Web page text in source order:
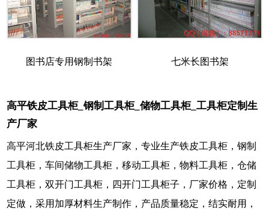
图书店专用钢制书架 七米长图书架
高平铁皮工具柜_钢制工具柜_储物工具柜_工具柜定制生
产厂家
高平河北铁皮工具柜生产厂家，专业生产铁皮工具柜，钢制
工具柜，车间储物工具柜，移动工具柜，物料工具柜，仓储
工具柜，双开门工具柜，四开门工具柜子，厂家价格，定制
定做，采用加厚材料生产制作，产品质量稳定，结实耐用，